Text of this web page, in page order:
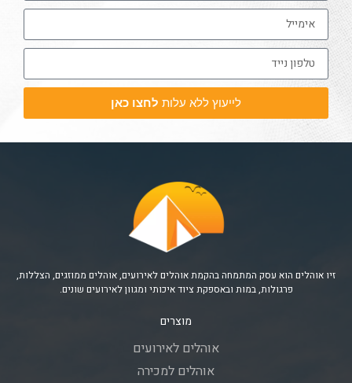
לייעוץ ללא עלות לחצו כאן
זיו אוהלים הוא עסק המתמחה בהקמת אוהלים לאירועים, אוהלים ממוזגים, הצללות,
פרגולות, במות ובאספקת ציוד איכותי ומגוון לאירועים שונים.
מוצרים
אוהלים לאירועים
אוהלים למכירה